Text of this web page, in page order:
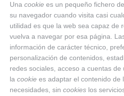
Una cookie es un pequeño fichero
su navegador cuando visita casi
utilidad es que la web sea capaz de
vuelva a navegar por esa página.
información de carácter técnico,
personalización de contenidos,
redes sociales, acceso a cuentas
la cookie es adaptar el contenido de
necesidades, sin cookies los